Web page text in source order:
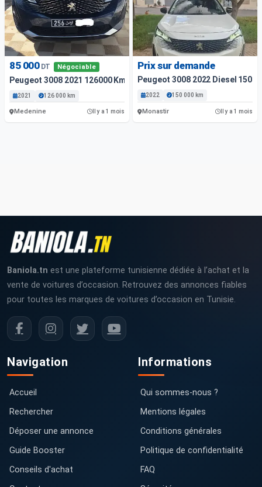
85 000 DT Négociable
Peugeot 3008 2021 126000 Km
2021 126 000 km
Medenine Il y a 1 mois
Prix sur demande
Peugeot 3008 2022 Diesel 150
2022 150 000 km
Monastir Il y a 1 mois
Baniola.tn est une plateforme tunisienne dédiée à l’achat et la
vente de voitures d’occasion. Retrouvez des annonces fiables
pour toutes les marques de voitures d’occasion en Tunisie.
Navigation
Accueil
Rechercher
Déposer une annonce
Guide Booster
Conseils d'achat
Informations
Qui sommes-nous ?
Mentions légales
Conditions générales
Politique de confidentialité
FAQ